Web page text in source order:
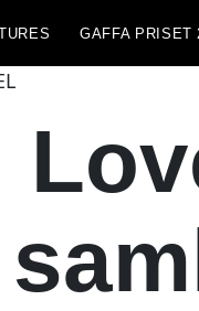
GAFFA PRISET